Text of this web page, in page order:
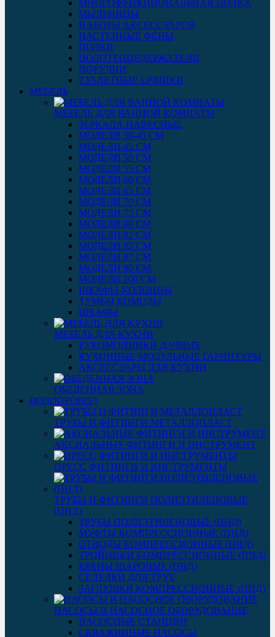
МНОГОФУНКЦИОНАЛЬНАЯ ПОЛКА
МЫЛЬНИЦЫ
НАБОРЫ АКСЕССУАРОВ
НАСТЕННЫЕ ФЕНЫ
ПОЛКИ
ПОЛОТЕНЦЕДЕРЖАТЕЛИ
ПОРУЧНИ
ТУАЛЕТНЫЕ ЕРШИКИ
МЕБЕЛЬ
МЕБЕЛЬ ДЛЯ ВАННОЙ КОМНАТЫ
ЗЕРКАЛА НАВЕСНЫЕ
МОДЕЛИ 30-45 СМ
МОДЕЛИ 45 СМ
МОДЕЛИ 50 СМ
МОДЕЛИ 55 СМ
МОДЕЛИ 60 СМ
МОДЕЛИ 65 СМ
МОДЕЛИ 70 СМ
МОДЕЛИ 75 СМ
МОДЕЛИ 80 СМ
МОДЕЛИ 82 СМ
МОДЕЛИ 85 СМ
МОДЕЛИ 87 СМ
МОДЕЛИ 90 СМ
МОДЕЛИ 100 СМ
ШКАФЫ-КОЛОННЫ
ТУМБЫ КОМОДЫ
ШКАФЫ
МЕБЕЛЬ ДЛЯ КУХНИ
РУКОМОЙНИКИ ДАЧНЫЕ
КУХОННЫЕ МОДУЛЬНЫЕ ГАРНИТУРЫ
АКСЕССУАРЫ ДЛЯ КУХНИ
ОБЕДЕННАЯ ЗОНА
ВОДОПРОВОД
ТРУБЫ И ФИТИНГИ МЕТАЛЛОПЛАСТ
АКСИАЛЬНЫЕ ФИТИНГИ И ИНСТРУМЕНТ
ПРЕСС ФИТИНГИ И ИНСТРУМЕНТЫ
ТРУБЫ И ФИТИНГИ ПОЛИЭТИЛЕНОВЫЕ
(ПНД)
ТРУБЫ ПОЛИЭТИЛЕНОВЫЕ (ПНД)
МУФТЫ КОМПРЕССИОННЫЕ (ПНД)
ОТВОДЫ КОМПРЕССИОННЫЕ (ПНД)
ТРОЙНИКИ КОМПРЕССИОННЫЕ (ПНД)
КРАНЫ ШАРОВЫЕ (ПНД)
СЕДЕЛКИ ДЛЯ ТРУБ
ЗАГЛУШКИ КОМПРЕССИОННЫЕ (ПНД)
НАСОСЫ И НАСОСНОЕ ОБОРУДОВАНИЕ
НАСОСНЫЕ СТАНЦИИ
СКВАЖИННЫЕ НАСОСЫ